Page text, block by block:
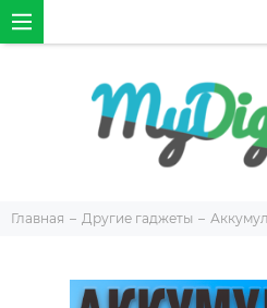
Главная Другие гаджеты